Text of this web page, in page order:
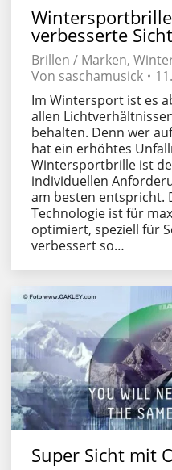
verbesserte
Brillen / Marken,
Von saschamusick
Im Wintersport ist es
allen
behalten. Denn wer
hat ein erhöhtes
Wintersportbrille ist
individuellen
am besten entspricht.
Technologie ist für
optimiert, speziell für
verbessert so…
Super Sicht mit